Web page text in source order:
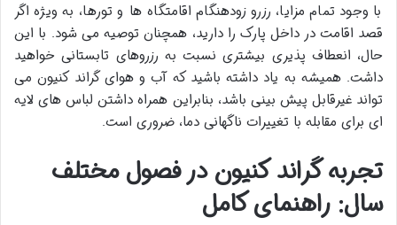
با وجود تمام مزایا، رزرو زودهنگام اقامتگاه ها و تورها، به ویژه اگر
قصد اقامت در داخل پارک را دارید، همچنان توصیه می شود. با این
حال، انعطاف پذیری بیشتری نسبت به رزروهای تابستانی خواهید
داشت. همیشه به یاد داشته باشید که آب و هوای گراند کنیون می
تواند غیرقابل پیش بینی باشد، بنابراین همراه داشتن لباس های لایه
ای برای مقابله با تغییرات ناگهانی دما، ضروری است.
تجربه گراند کنیون در فصول مختلف
سال: راهنمای کامل